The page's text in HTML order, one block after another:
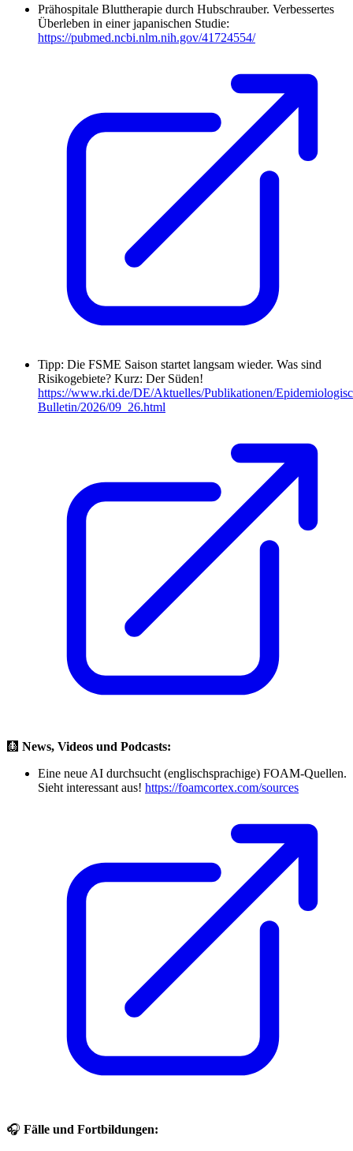
Prähospitale Bluttherapie durch Hubschrauber. Verbessertes
Überleben in einer japanischen Studie:
https://pubmed.ncbi.nlm.nih.gov/41724554/
Tipp: Die FSME Saison startet langsam wieder. Was sind
Risikogebiete? Kurz: Der Süden!
https://www.rki.de/DE/Aktuelles/Publikationen/
Bulletin/2026/09_26.html
🩻 News, Videos und Podcasts:
Eine neue AI durchsucht (englischsprachige) FOAM-Quellen.
Sieht interessant aus! https://foamcortex.com/sources
🎧 Fälle und Fortbildungen: